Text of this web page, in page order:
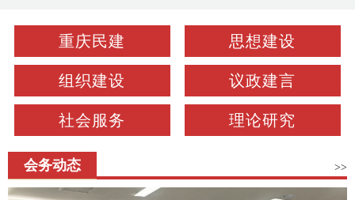
重庆民建 思想建设
组织建设 议政建言
社会服务 理论研究
会务动态 >>